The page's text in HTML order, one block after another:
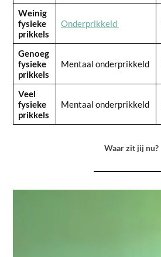
Weinig
fysieke
prikkels
Onderprikkeld
Genoeg
fysieke
prikkels
Mentaal onderprikkeld
Veel
fysieke
prikkels
Mentaal onderprikkeld
Waar zit jij nu?